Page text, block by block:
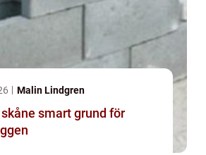
Malin Lindgren
grund för